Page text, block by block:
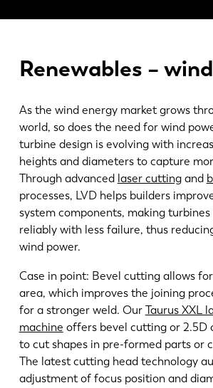
Renewables –
As the wind energy market grows
world, so does the need for wind
turbine design is evolving with
heights and diameters to capture
Through advanced laser cuttingand
processes, LVD helps builders
system components, making
reliably with less failure, thus
wind power.
Case in point: Bevel cutting allows
area, which improves the joining
for a stronger weld. Our Taurus XXL
machine offers bevel cutting or 2.5D
to cut shapes in pre-formed parts or
The latest cutting head technology
adjustment of focus position and